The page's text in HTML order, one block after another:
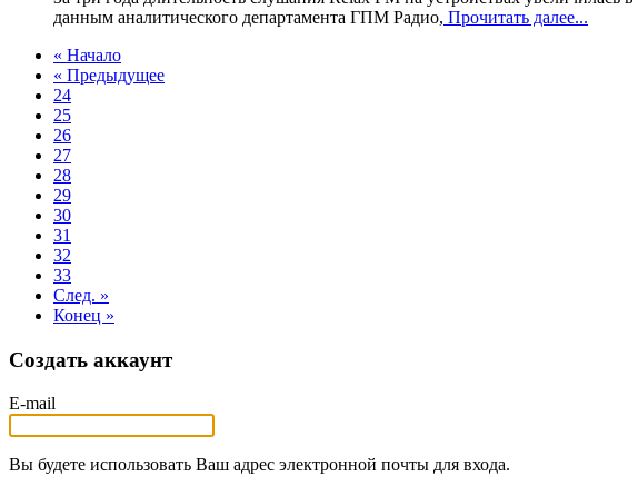
данным аналитического департамента ГПМ Радио, Прочитать далее...
« Начало
« Предыдущее
24
25
26
27
28
29
30
31
32
33
След. »
Конец »
Создать аккаунт
E-mail
Вы будете использовать Ваш адрес электронной почты для входа.